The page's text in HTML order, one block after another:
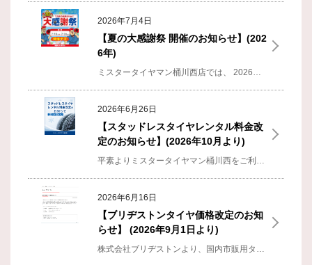
2026年7月4日
【夏の大感謝祭 開催のお知らせ】(202
6年)
ミスタータイヤマン桶川西店では、 2026年7月18日（土）～7月31日（金）まで「夏の大感謝祭」を開催いたします。
2026年6月26日
【スタッドレスタイヤレンタル料金改
定のお知らせ】(2026年10月より)
平素よりミスタータイヤマン桶川西をご利用いただき、誠にありがとうございます。
2026年6月16日
【ブリヂストンタイヤ価格改定のお知
らせ】 (2026年9月1日より)
株式会社ブリヂストンより、国内市販用タイヤのメーカー出荷価格改定が発表されました。